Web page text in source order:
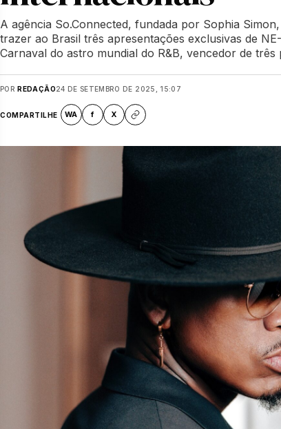
A agência So.Connected, fundada por Sophia
trazer ao Brasil três apresentações exclusivas de
Carnaval do astro mundial do R&B, vencedor de
POR REDAÇÃO24 DE SETEMBRO DE 2025, 15:07
COMPARTILHE WA f X